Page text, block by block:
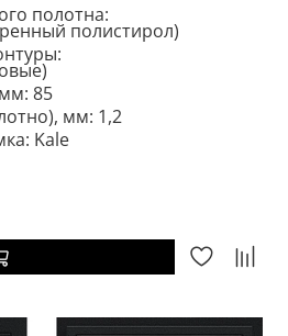
полотна:
полистирол)
85
мм: 1,2
Kale